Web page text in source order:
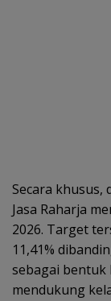
Secara khusus,
Jasa Raharja
2026. Target
11,41%
sebagai bentuk
mendukung